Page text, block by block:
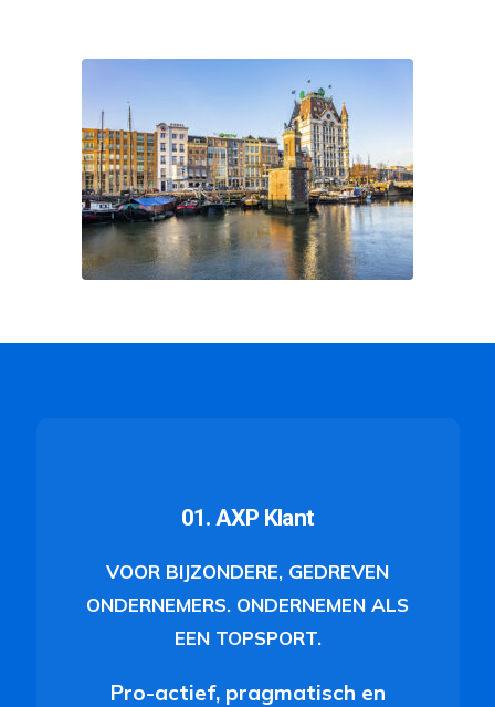
01. AXP Klant
VOOR BIJZONDERE, GEDREVEN
ONDERNEMERS. ONDERNEMEN ALS
EEN TOPSPORT.
Pro-actief, pragmatisch en